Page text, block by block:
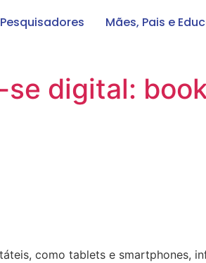
Pesquisadores
Mães, Pais e
digital:
como tablets e smartphones,